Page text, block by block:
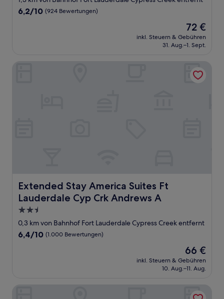
Unterkunft
6.2
6,2/10 (924 Bewertungen)
Der
Preis
beträgt
72 €
inkl. Steuern & Gebühren
31. Aug.–1. Sept.
Extended Stay America Suites Ft
Lauderdale Cyp Crk Andrews A
Extended Stay America Suites Ft Lauderdale Cyp Crk
2.5-
Sterne-
Unterkunft
0,3 km von Bahnhof Fort Lauderdale Cypress Creek entfernt
6.4
6,4/10 (1.000 Bewertungen)
Der
Preis
beträgt
66 €
inkl. Steuern & Gebühren
10. Aug.–11. Aug.
Extended Stay America Suites Ft Lauderdale Cyp Crk